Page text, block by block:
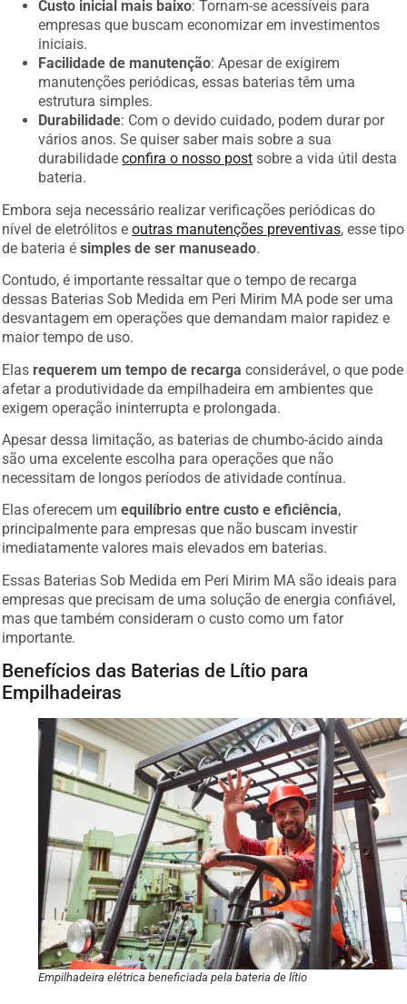
Custo inicial mais baixo: Tornam-se acessíveis para
empresas que buscam economizar em investimentos
iniciais.
Facilidade de manutenção: Apesar de exigirem
manutenções periódicas, essas baterias têm uma
estrutura simples.
Durabilidade: Com o devido cuidado, podem durar por
vários anos. Se quiser saber mais sobre a sua
durabilidadeconfira o nosso post sobre a vida útil desta
bateria.
Embora seja necessário realizar verificações periódicas do
nível de eletrólitos eoutras manutenções preventivas, esse tipo
de bateria ésimples de ser manuseado.
Contudo, é importante ressaltar que o tempo de recarga
dessas Baterias Sob Medida em Peri Mirim MA pode ser uma
desvantagem em operações que demandam maior rapidez e
maior tempo de uso.
Elas requerem um tempo de recarga considerável, o que pode
afetar a produtividade da empilhadeira em ambientes que
exigem operação ininterrupta e prolongada.
Apesar dessa limitação, as baterias de chumbo-ácido ainda
são uma excelente escolha para operações que não
necessitam de longos períodos de atividade contínua.
Elas oferecem umequilíbrio entre custo e eficiência,
principalmente para empresas que não buscam investir
imediatamente valores mais elevados em baterias.
Essas Baterias Sob Medida em Peri Mirim MA são ideais para
empresas que precisam de uma solução de energia confiável,
mas que também consideram o custo como um fator
importante.
Benefícios das Baterias de Lítio para
Empilhadeiras
Empilhadeira elétrica beneficiada pela bateria de lítio